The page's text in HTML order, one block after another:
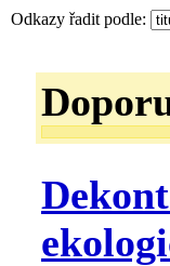
Odkazy řadit podle: